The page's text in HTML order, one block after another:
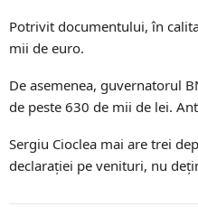
Potrivit documentului, în
mii de euro.
De asemenea, guvernatorul
de peste 630 de mii de lei.
Sergiu Cioclea mai are trei
declaraţiei pe venituri, nu